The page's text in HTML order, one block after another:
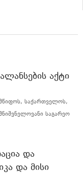
ᲐᲥᲢᲘ
საქართველოს,
საგარეო
ᲓᲐ
ᲓᲐ ᲛᲘᲡᲘ